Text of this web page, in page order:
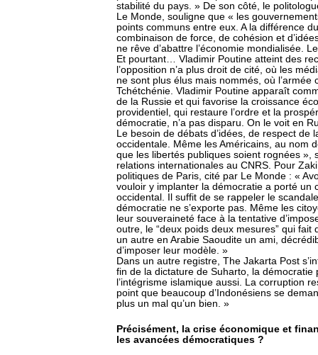
stabilité du pays. » De son côté, le
Le Monde, souligne que « les
points communs entre eux. A la différence
combinaison de force, de cohésion et
ne rêve d’abattre l’économie mondialisée.
Et pourtant… Vladimir Poutine atteint des
l’opposition n’a plus droit de cité, où les
ne sont plus élus mais nommés, où
Tchétchénie. Vladimir Poutine apparaît
de la Russie et qui favorise la croissance
providentiel, qui restaure l’ordre et la
démocratie, n’a pas disparu. On le voit en
Le besoin de débats d’idées, de respect de
occidentale. Même les Américains, au nom
que les libertés publiques soient rognées »,
relations internationales au CNRS. Pour
politiques de Paris, cité par Le Monde : «
vouloir y implanter la démocratie a porté un
occidental. Il suffit de se rappeler le
démocratie ne s’exporte pas. Même les
leur souveraineté face à la tentative
outre, le “deux poids deux mesures” qui
un autre en Arabie Saoudite un ami,
d’imposer leur modèle. »
Dans un autre registre, The Jakarta Post
fin de la dictature de Suharto, la
l’intégrisme islamique aussi. La corruption
point que beaucoup d’Indonésiens se
plus un mal qu’un bien. »
Précisément, la crise économique et
les avancées démocratiques ?